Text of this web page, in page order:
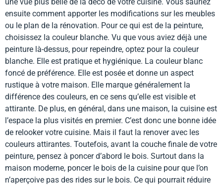
ensuite comment apporter les modifications sur les meubles
ou le plan de la rénovation. Pour ce qui est de la peinture,
choisissez la couleur blanche. Vu que vous aviez déjà une
peinture là-dessus, pour repeindre, optez pour la couleur
blanche. Elle est pratique et hygiénique. La couleur blanc
foncé de préférence. Elle est posée et donne un aspect
rustique à votre maison. Elle marque généralement la
différence des couleurs, en ce sens qu’elle est visible et
attirante. De plus, en général, dans une maison, la cuisine est
l’espace la plus visités en premier. C’est donc une bonne idée
de relooker votre cuisine. Mais il faut la renover avec les
couleurs attirantes. Toutefois, avant la couche finale de votre
peinture, pensez à poncer d’abord le bois. Surtout dans la
maison moderne, poncer le bois de la cuisine pour que l’on
n’aperçoive pas des rides sur le bois. Ce qui pourrait réduire